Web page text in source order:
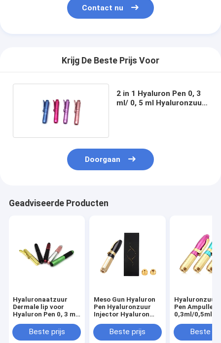
Contact nu
Krijg De Beste Prijs Voor
2 in 1 Hyaluron Pen 0, 3
ml/ 0, 5 ml Hyaluronzuur
Doorgaan
Geadviseerde Producten
Hyaluronaatzuur
Dermale lip voor
Hyaluron Pen 0, 3 ml
Gun
Beste prijs
Meso Gun Hyaluron
Pen Hyaluronzuur
Injector Hyaluron
Beste prijs
Hyaluronzuur
Pen Ampullen
0,3ml/0,5ml
Anti-Rimpel
Lipvergroting
Beste